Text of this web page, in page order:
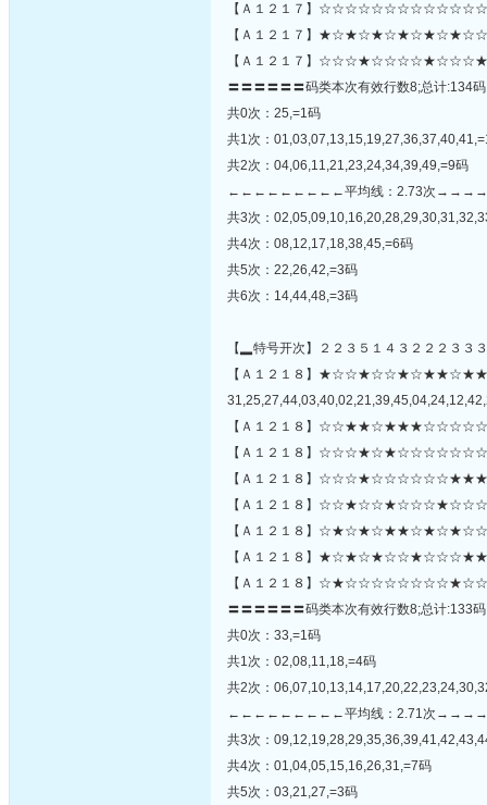
【Ａ１２１７】
【Ａ１２１７】
【Ａ１２１７】
〓〓〓〓〓〓码类本次有效行数8;总计:134
共0次：25,=1码
共1次：
共2次：04,06,11,21,23,24,34,39,49,=9码
←←←←←←←←←平均线：2.73次
共3次：
共4次：08,12,17,18,38,45,=6码
共5次：22,26,42,=3码
共6次：14,44,48,=3码
【▂特号开次】２２３５１４３２２２３３
【Ａ１２１８】
【Ａ１２１８】
【Ａ１２１８】
【Ａ１２１８】
【Ａ１２１８】
【Ａ１２１８】
【Ａ１２１８】
【Ａ１２１８】
〓〓〓〓〓〓码类本次有效行数8;总计:133
共0次：33,=1码
共1次：02,08,11,18,=4码
共2次：
←←←←←←←←←平均线：2.71次
共3次：
共4次：01,04,05,15,16,26,31,=7码
共5次：03,21,27,=3码